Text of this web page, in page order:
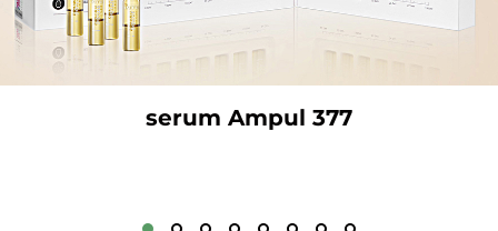
serum Ampul 377